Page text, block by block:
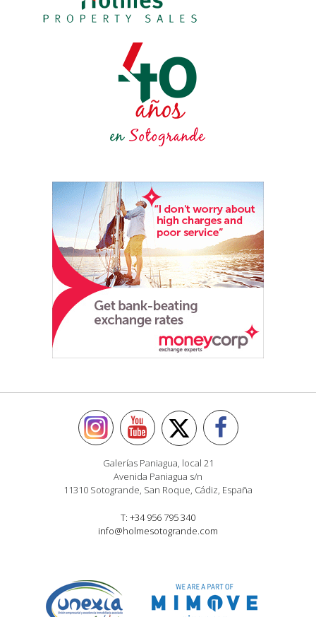
Galerías Paniagua, local 21
Avenida Paniagua s/n
11310 Sotogrande, San Roque, Cádiz, España
T: +34 956 795 340
info@holmesotogrande.com